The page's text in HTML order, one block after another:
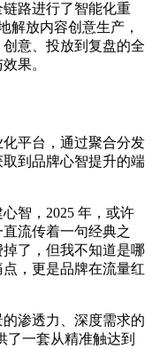
路进行了智能化重
解放内容创意生产，
意、投放到复盘的全
果。
平台，通过聚合分发
到品牌心智提升的端
智，2025 年，或许
流传着一句经典之
了，但我不知道是哪
，更是品牌在流量红
渗透力、深度需求的
一套从精准触达到